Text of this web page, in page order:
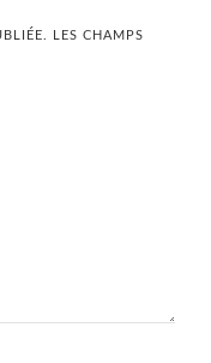
LES CHAMPS